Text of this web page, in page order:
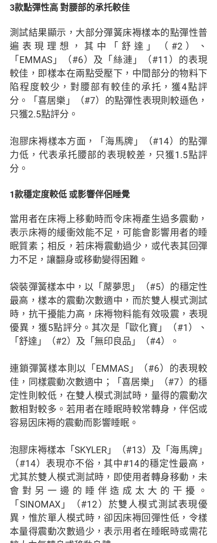
3款點彈性高 對腰部的承托較佳
測試結果顯示，大部分彈簧床褥樣本的點彈性普
遍表現理想，其中「舒達」（#2）、
「EMMAS」（#6）及「絲漣」（#11）的表現
較佳，即樣本在兩點受壓下，中間部分的物料下
陷程度較少，對腰部有較佳的承托，獲4點評
分。「喜居樂」（#7）的點彈性表現則較遜色，
只獲2.5點評分。
泡膠床褥樣本方面，「海馬牌」（#14）的點彈
力低，代表承托腰部的表現較差，只獲1.5點評
分。
1款穩定度較低 或影響伴侶睡覺
當用者在床褥上移動時而令床褥產生過多震動，
表示床褥的緩衝效能不足，可能會影響用者的睡
眠質素；相反，若床褥震動過少，或代表其回彈
力不足，讓翻身或移動變得困難。
袋裝彈簧樣本中，以「蓆夢思」（#5）的穩定性
最高，樣本的震動次數適中，而於雙人模式測試
時，抗干擾能力高，床褥物料能有效吸震，表現
優異，獲5點評分。其次是「歐化寶」（#1）、
「舒達」（#2）及「無印良品」（#4）。
連鎖彈簧樣本則以「EMMAS」（#6）的表現較
佳，同樣震動次數適中；「喜居樂」（#7）的穩
定性則較低，在雙人模式測試時，量得的震動次
數相對較多。若用者在睡眠時較常轉身，伴侶或
容易因床褥的震動而影響睡眠。
泡膠床褥樣本「SKYLER」（#13）及「海馬牌」
（#14）表現亦不俗，其中#14的穩定性最高，
尤其於雙人模式測試時，即使用者轉身移動，未
會對另一邊的睡伴造成太大的干擾。
「SINOMAX」（#12）於雙人模式測試表現優
異，惟於單人模式時，卻因床褥回彈性低，令樣
本量得震動次數過少，表示用者在睡眠時或需花